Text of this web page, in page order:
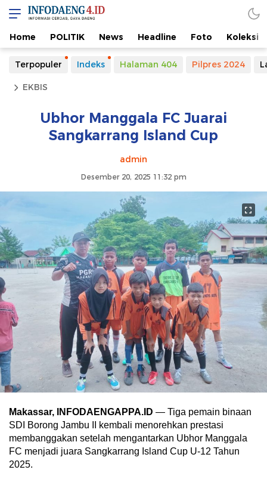
Home POLITIK News Headline Foto Koleksi
Terpopuler Indeks Halaman 404 Pilpres 2024
EKBIS
Ubhor Manggala FC Juarai
Sangkarrang Island Cup
admin
Desember 20, 2025 11:32 pm
Makassar, INFODAENGAPPA.ID — Tiga pemain binaan
SDI Borong Jambu II kembali menorehkan prestasi
membanggakan setelah mengantarkan Ubhor Manggala
FC menjadi juara Sangkarrang Island Cup U-12 Tahun
2025.